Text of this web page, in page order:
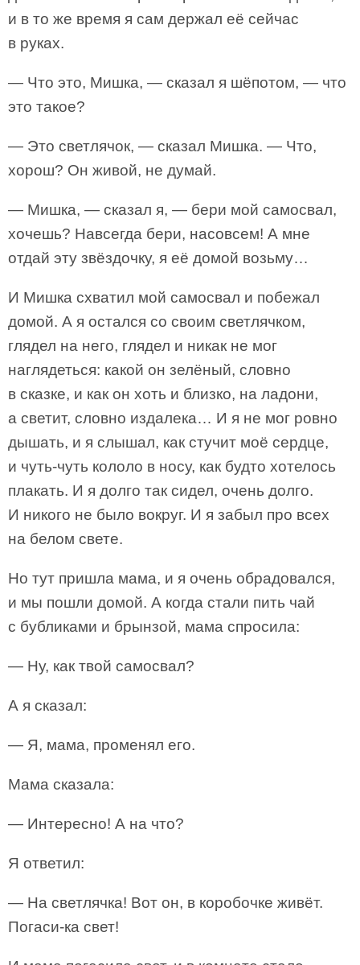
и в то же время я сам держал её сейчас
в руках.
— Что это, Мишка, — сказал я шёпотом, — что
это такое?
— Это светлячок, — сказал Мишка. — Что,
хорош? Он живой, не думай.
— Мишка, — сказал я, — бери мой самосвал,
хочешь? Навсегда бери, насовсем! А мне
отдай эту звёздочку, я её домой возьму…
И Мишка схватил мой самосвал и побежал
домой. А я остался со своим светлячком,
глядел на него, глядел и никак не мог
наглядеться: какой он зелёный, словно
в сказке, и как он хоть и близко, на ладони,
а светит, словно издалека… И я не мог ровно
дышать, и я слышал, как стучит моё сердце,
и чуть-чуть кололо в носу, как будто хотелось
плакать. И я долго так сидел, очень долго.
И никого не было вокруг. И я забыл про всех
на белом свете.
Но тут пришла мама, и я очень обрадовался,
и мы пошли домой. А когда стали пить чай
с бубликами и брынзой, мама спросила:
— Ну, как твой самосвал?
А я сказал:
— Я, мама, променял его.
Мама сказала:
— Интересно! А на что?
Я ответил:
— На светлячка! Вот он, в коробочке живёт.
Погаси-ка свет!